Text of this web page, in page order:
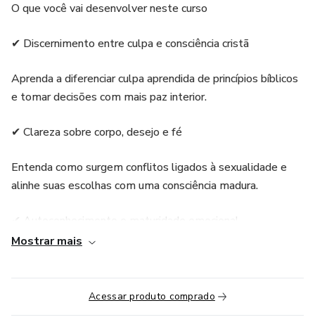
O que você vai desenvolver neste curso
✔ Discernimento entre culpa e consciência cristã
Aprenda a diferenciar culpa aprendida de princípios bíblicos
e tomar decisões com mais paz interior.
✔ Clareza sobre corpo, desejo e fé
Entenda como surgem conflitos ligados à sexualidade e
alinhe suas escolhas com uma consciência madura.
✔ Autoconhecimento e maturidade emocional
estabeleça limites com mais segurança.
Mostrar mais
Acessar produto comprado